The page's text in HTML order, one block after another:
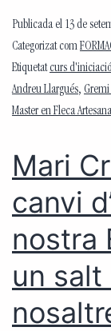
Publicada el 13 de
Categorizat com
Etiquetatcurs
Andreu Llargués,
Master en Fleca
Mari
canvi
nostra
un